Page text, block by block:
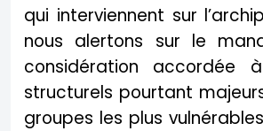
qui interviennent sur
nous alertons sur le
considération accordée
structurels pourtant
groupes les plus